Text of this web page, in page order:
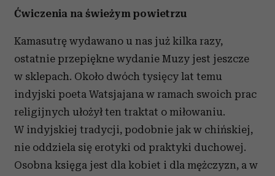
Ćwiczenia na świeżym powietrzu
Kamasutrę wydawano u nas już kilka razy,
ostatnie przepiękne wydanie Muzy jest jeszcze
w sklepach. Około dwóch tysięcy lat temu
indyjski poeta Watsjajana w ramach swoich prac
religijnych ułożył ten traktat o miłowaniu.
W indyjskiej tradycji, podobnie jak w chińskiej,
nie oddziela się erotyki od praktyki duchowej.
Osobna księga jest dla kobiet i dla mężczyzn, a w